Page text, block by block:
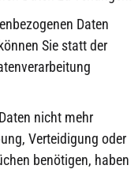
Daten
Sie statt der
nicht mehr
Verteidigung oder
benötigen, haben